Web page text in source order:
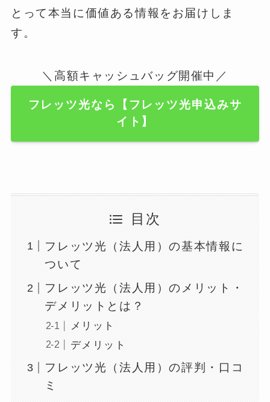
とって本当に価値ある情報をお届けしま
す。
＼高額キャッシュバッグ開催中／
フレッツ光なら【フレッツ光申込みサ
イト】
目次
フレッツ光（法人用）の基本情報に
ついて
フレッツ光（法人用）のメリット・
デメリットとは？
メリット
デメリット
フレッツ光（法人用）の評判・口コ
ミ